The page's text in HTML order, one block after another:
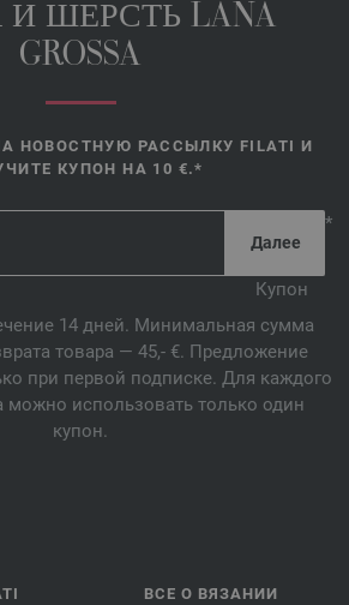
ШЕРСТЬ LANA
GROSSA
НОВОСТНУЮ РАССЫЛКУ FILATI И
КУПОН НА 10 €.*
*
Купон
14 дней. Минимальная сумма
товара — 45,- €. Предложение
при первой подписке. Для каждого
можно использовать только один
купон.
ВСЕ О ВЯЗАНИИ